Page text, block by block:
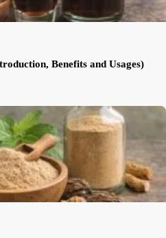
Benefits and Usages)